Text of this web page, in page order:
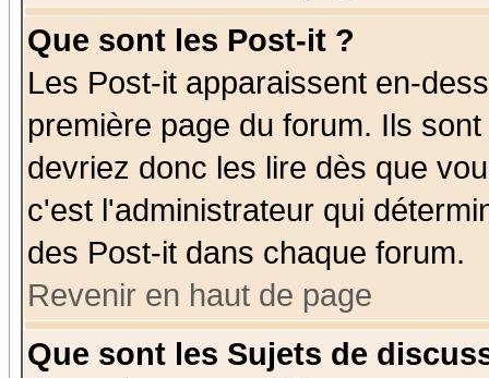
Que sont les Post-it ?
Les Post-it apparaissent en-
première page du forum. Ils
devriez donc les lire dès que
c'est l'administrateur qui
des Post-it dans chaque forum.
Revenir en haut de page
Que sont les Sujets de